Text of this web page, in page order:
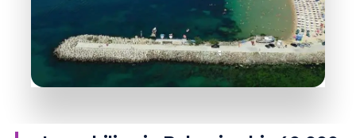
Ravda